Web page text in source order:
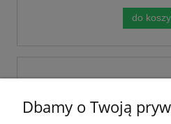
do
Dbamy o Twoją